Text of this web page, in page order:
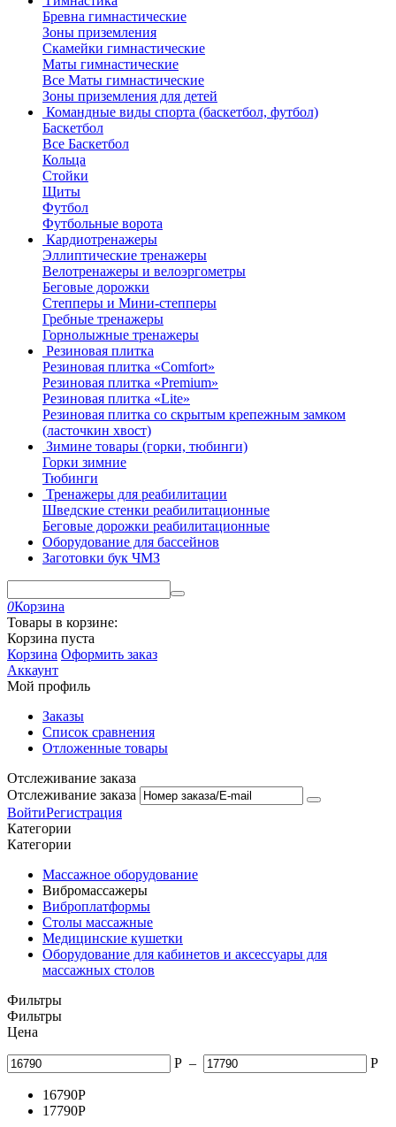
Бревна гимнастические
Зоны приземления
Скамейки гимнастические
Маты гимнастические
Все Маты гимнастические
Зоны приземления для детей
Командные виды спорта (баскетбол, футбол)
Баскетбол
Все Баскетбол
Кольца
Стойки
Щиты
Футбол
Футбольные ворота
Кардиотренажеры
Эллиптические тренажеры
Велотренажеры и велоэргометры
Беговые дорожки
Степперы и Мини-степперы
Гребные тренажеры
Горнолыжные тренажеры
Резиновая плитка
Резиновая плитка «Comfort»
Резиновая плитка «Premium»
Резиновая плитка «Lite»
Резиновая плитка со скрытым крепежным замком
(ласточкин хвост)
Зимине товары (горки, тюбинги)
Горки зимние
Тюбинги
Тренажеры для реабилитации
Шведские стенки реабилитационные
Беговые дорожки реабилитационные
Оборудование для бассейнов
Заготовки бук ЧМЗ
0Корзина
Товары в корзине:
Корзина пуста
Корзина Оформить заказ
Аккаунт
Мой профиль
Заказы
Список сравнения
Отложенные товары
Отслеживание заказа
Отслеживание заказа
ВойтиРегистрация
Категории
Категории
Массажное оборудование
Вибромассажеры
Виброплатформы
Столы массажные
Медицинские кушетки
Оборудование для кабинетов и аксессуары для
массажных столов
Фильтры
Фильтры
Цена
Р – Р
16790Р
17790Р